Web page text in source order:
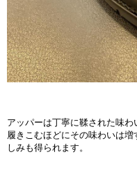
アッパーは丁寧に鞣された味わ
履きこむほどにその味わいは
しみも得られます。